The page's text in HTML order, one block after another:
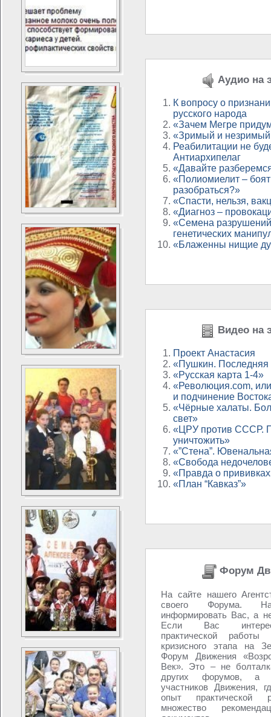
Аудио на
К вопросу о
русского народа
«Зачем Мегре
«Зримый и незримый
Реабилитации не
Антиархипелаг
«Давайте
«Полиомиелит –
разобраться?»
«Спасти, нельзя,
«Диагноз –
«Семена
генетических
«Блаженны нищие
Видео на
Проект Анастасия
«Пушкин. Последняя
«Русская карта 1-4»
«Революция.com,
и подчинение
«Чёрные халаты.
свет»
«ЦРУ против СССР.
уничтожить»
«”Стена”.
«Свобода
«Правда о
«План “Кавказ”»
Форум
На сайте нашего
своего Форума.
информировать Вас, а
Если Вас
практической
кризисного этапа на
Форум Движения
Век». Это – не
других форумов, а
участников Движения,
опыт практической
множество